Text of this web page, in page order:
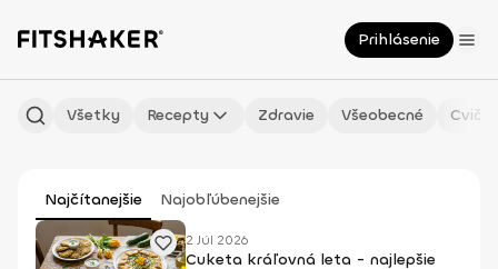
Prihlásenie
Všetky Recepty Zdravie Všeobecné
Najčítanejšie Najobľúbenejšie
2 Júl 2026
Cuketa kráľovná leta - najlepšie